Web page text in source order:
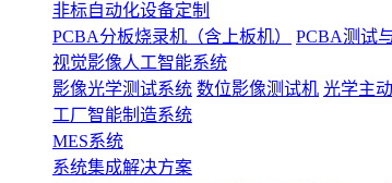
非标自动化设备定制
PCBA分板烧录机（含上板机）
PCBA测试
视觉影像人工智能系统
影像光学测试系统 数位影像测试机 光学主
工厂智能制造系统
MES系统
系统集成解决方案